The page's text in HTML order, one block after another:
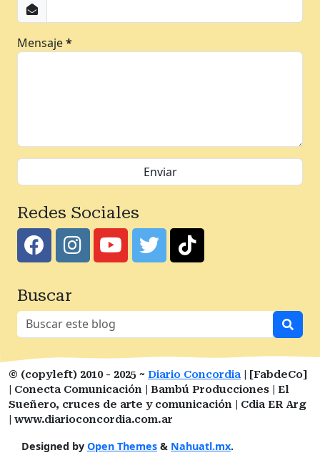
Mensaje*
Redes Sociales
Buscar
© (copyleft) 2010 - 2025 ~ Diario Concordia | [FabdeCo]
| Conecta Comunicación | Bambú Producciones | El
Sueñero, cruces de arte y comunicación | Cdia ER Arg
| www.diarioconcordia.com.ar
Designed by Open Themes & Nahuatl.mx.